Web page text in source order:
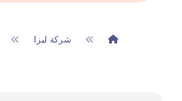
شركة ليزا